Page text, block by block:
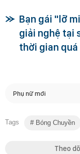
Bạn gái "lỡ
giải nghệ tại
thời gian quá
Phụ nữ mới
Tags Bóng Chuyền
Theo